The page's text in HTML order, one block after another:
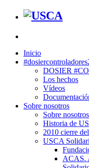
Inicio
DOSIER
Los hechos
Vídeos
Sobre nosotros
Sobre nosotros
Historia de
2010 cierre
USCA
ACAS.